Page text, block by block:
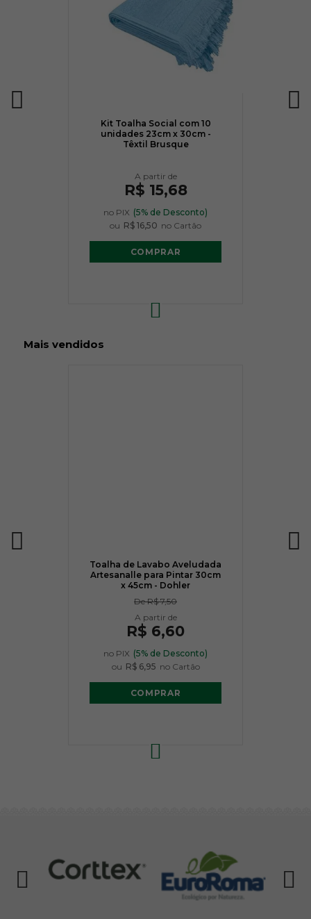
Kit Toalha Social com 10
unidades 23cm x 30cm -
Têxtil Brusque
R$ 15,68
no PIX (5% de Desconto)
ou R$ 16,50 no Cartão
COMPRAR
Mais vendidos
Toalha de Lavabo Aveludada
Artesanalle para Pintar 30cm
x 45cm - Dohler
DeR$ 7,50
R$ 6,60
no PIX (5% de Desconto)
ou R$ 6,95 no Cartão
COMPRAR